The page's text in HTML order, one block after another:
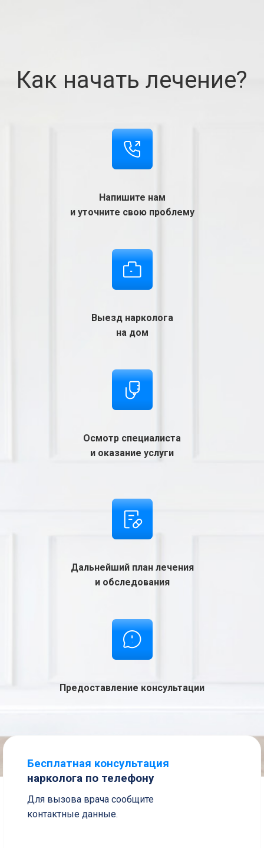
Как начать лечение?
Напишите нам
и уточните свою проблему
Выезд нарколога
на дом
Осмотр специалиста
и оказание услуги
Дальнейший план лечения
и обследования
Предоставление консультации
Бесплатная консультация
нарколога по телефону
Для вызова врача сообщите
контактные данные.